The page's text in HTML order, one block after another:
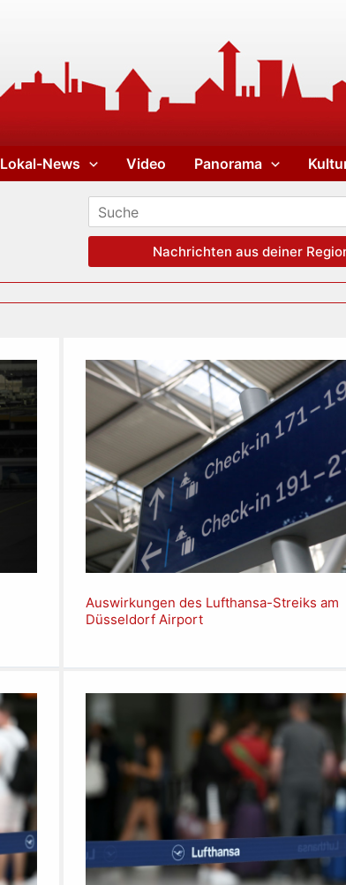
Lokal-News Video Panorama
Nachrichten aus deiner
Auswirkungen des Lufthansa-Streiks am
Düsseldorf Airport